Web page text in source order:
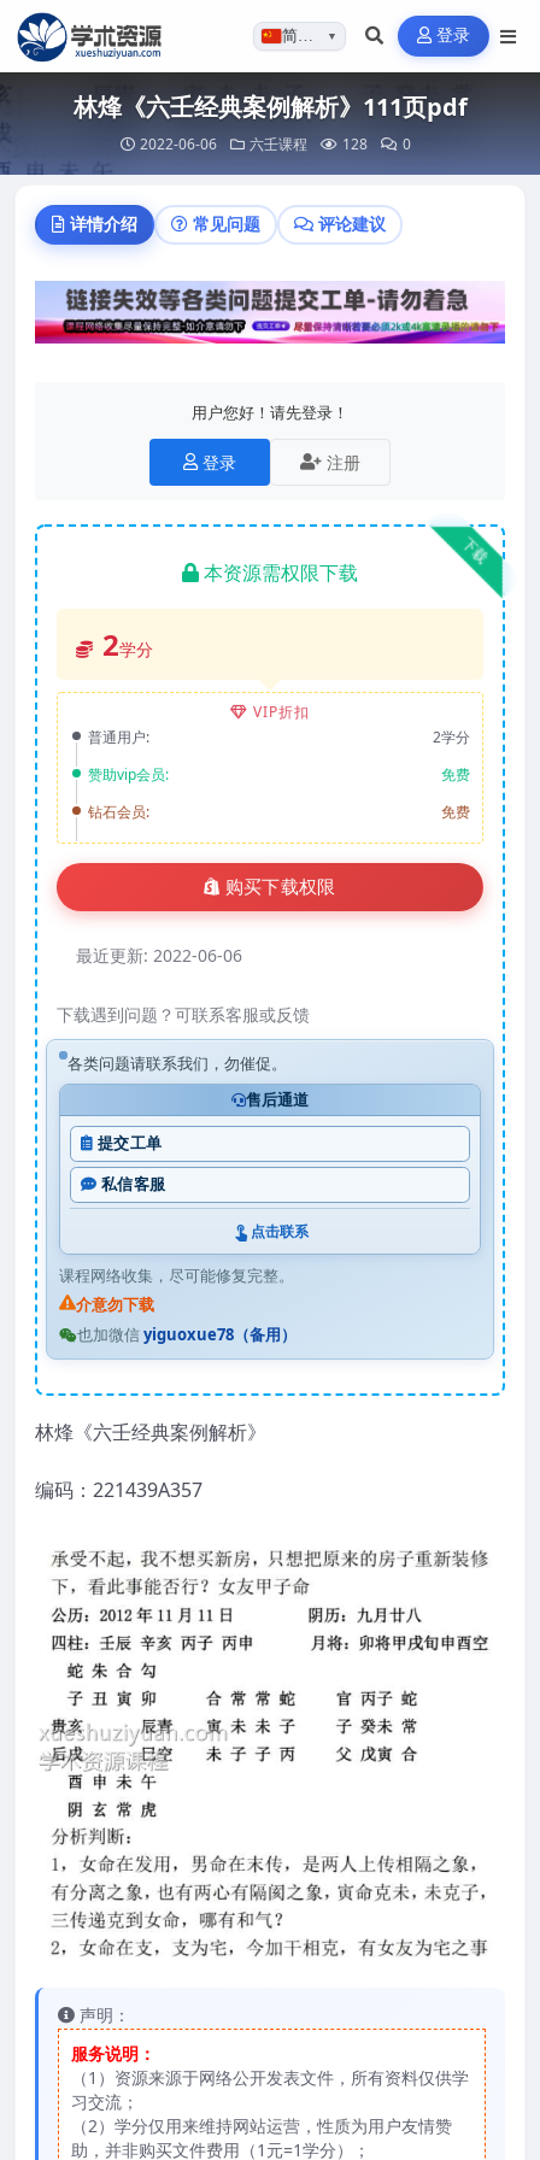
简体…▼ 登录
林烽《六壬经典案例解析》111页pdf
2022-06-06 六壬课程 128 0
详情介绍 常见问题 评论建议
用户您好！请先登录！
登录 注册
下载
本资源需权限下载
2学分
VIP折扣
普通用户:
2学分
赞助vip会员:
免费
钻石会员:
免费
购买下载权限
最近更新: 2022-06-06
下载遇到问题？可联系客服或反馈
各类问题请联系我们，勿催促。
售后通道
提交工单
私信客服
点击联系
课程网络收集，尽可能修复完整。
介意勿下载
也加微信yiguoxue78（备用）
林烽《六壬经典案例解析》
编码：221439A357
声明：
服务说明：
（1）资源来源于网络公开发表文件，所有资料仅供学
习交流；
（2）学分仅用来维持网站运营，性质为用户友情赞
助，并非购买文件费用（1元=1学分）；